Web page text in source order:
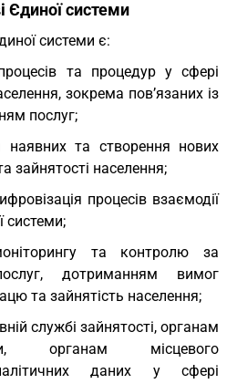
Єдиної системи
системи є:
та процедур у сфері
зокрема пов’язаних із
послуг;
наявних та створення нових
зайнятості населення;
процесів взаємодії
системи;
та контролю за
дотриманням вимог
та зайнятість населення;
службі зайнятості, органам
органам місцевого
даних у сфері